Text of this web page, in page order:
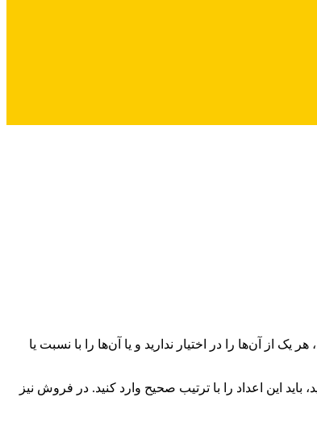
از آن‌ها را در اختیار ندارید و یا آن‌ها را با نسبت یا
این اعداد را با ترتیب صحیح وارد کنید. در فروش نیز